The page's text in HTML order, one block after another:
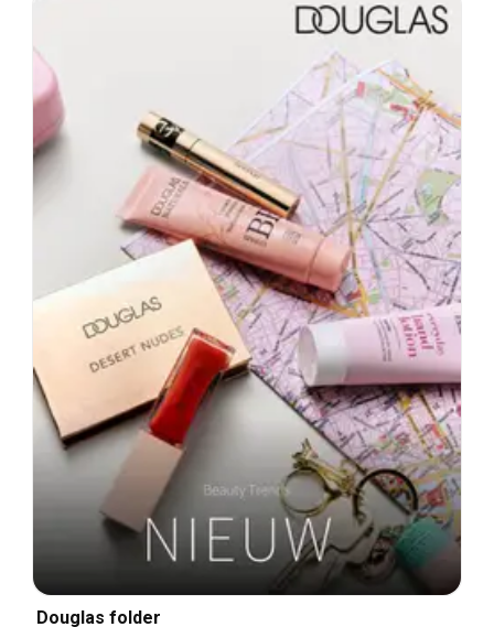
Douglas folder